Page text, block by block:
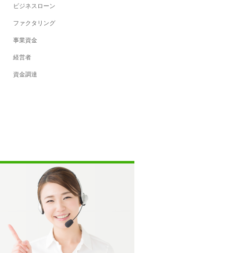
ビジネスローン
ファクタリング
事業資金
経営者
資金調達